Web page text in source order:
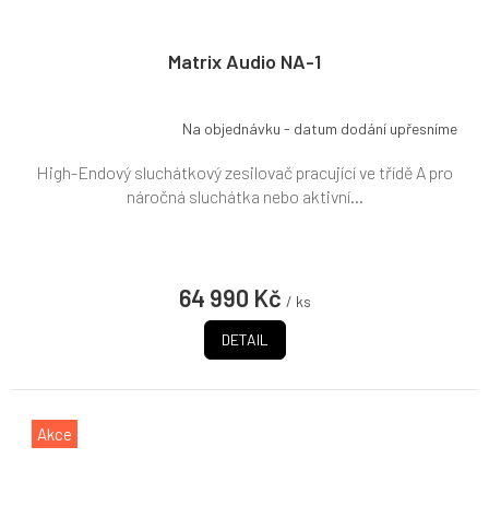
Matrix Audio NA-1
Na objednávku - datum dodání upřesníme
64 990 Kč / ks
DETAIL
High-Endový sluchátkový zesilovač pracující ve třídě A pro
náročná sluchátka nebo aktivní...
Akce